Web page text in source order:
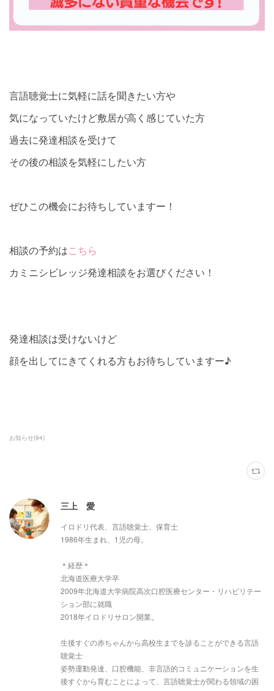
言語聴覚士に気軽に話を聞きたい方や
気になっていたけど敷居が高く感じていた方
過去に発達相談を受けて
その後の相談を気軽にしたい方
ぜひこの機会にお待ちしていますー！
相談の予約はこちら
カミニシビレッジ発達相談をお選びください！
発達相談は受けないけど
顔を出してにきてくれる方もお待ちしていますー♪
お知らせ(94)
三上 愛
イロドリ代表、言語聴覚士、保育士
1986年生まれ、1児の母。
＊経歴＊
北海道医療大学卒
2009年北海道大学病院高次口腔医療センター・リハビリテー
ション部に就職
2018年イロドリサロン開業。
生後すぐの赤ちゃんから高校生までを診ることができる言語
聴覚士
姿勢運動発達、口腔機能、非言語的コミュニケーションを生
後すぐから育むことによって、言語聴覚士が関わる領域の困